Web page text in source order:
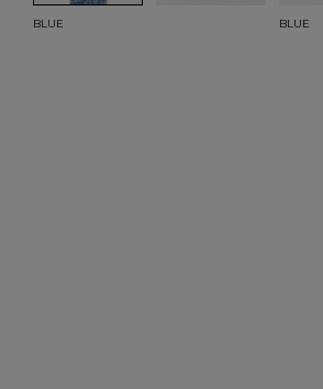
BLUE BLUE